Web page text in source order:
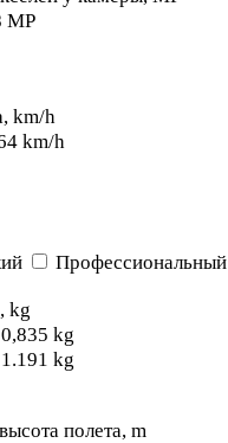
MP
km/h
km/h
Профессиональный
kg
0,835 kg
1.191 kg
полета, m